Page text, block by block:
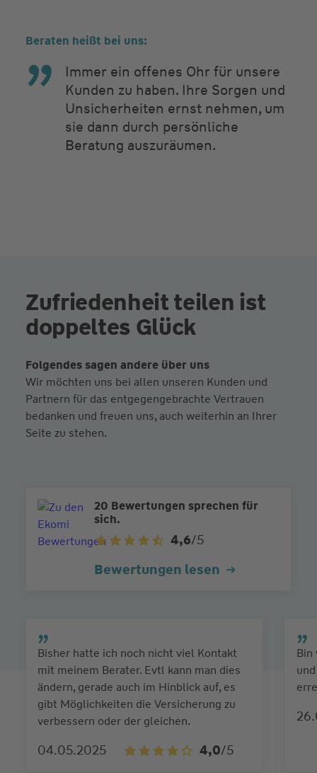
Beraten heißt bei uns:
Immer ein offenes Ohr für unsere
Kunden zu haben. Ihre Sorgen und
Unsicherheiten ernst nehmen, um
sie dann durch persönliche
Beratung auszuräumen.
Zufriedenheit teilen ist
doppeltes Glück
Folgendes sagen andere über uns
Wir möchten uns bei allen unseren Kunden und
Partnern für das entgegengebrachte Vertrauen
bedanken und freuen uns, auch weiterhin an Ihrer
Seite zu stehen.
20 Bewertungen sprechen für
sich.
4,6/5
Bewertungen lesen
Bisher hatte ich noch nicht viel Kontakt
mit meinem Berater. Evtl kann man dies
ändern, gerade auch im Hinblick auf, es
gibt Möglichkeiten die Versicherung zu
verbessern oder der gleichen.
04.05.2025 4,0/5
Bin